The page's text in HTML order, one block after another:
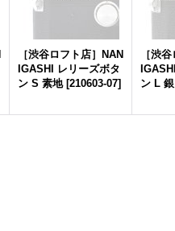
［渋谷ロフト店］NAN
IGASHI レリーズボタ
ン S 素地 [210603-07]
［渋
ン L 銀